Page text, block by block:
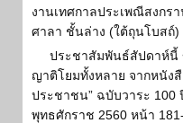
งานเทศกาลประเพณีสงกร
ศาลา ชั้นล่าง (ใต้ถุนโบสถ์)
ประชาสัมพันธ์สัปดาห์นี้
ญาติโยมทั้งหลาย จากหนัง
ประชาชน” ฉบับวาระ
พุทธศักราช 2560 หน้า